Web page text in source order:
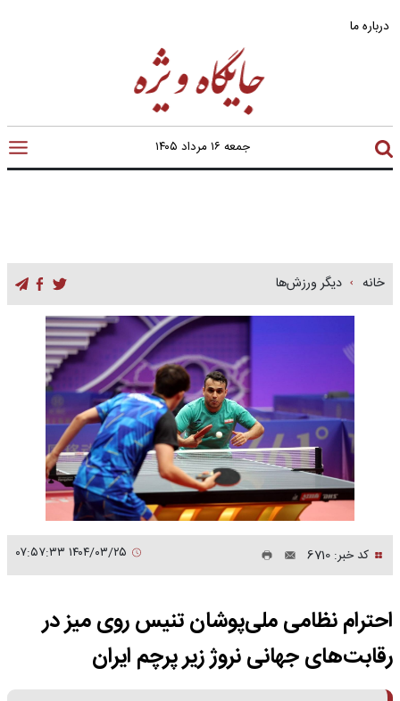
درباره ما
جمعه ۱۶ مرداد ۱۴۰۵
خانه دیگر ورزش‌ها
کد خبر: 6710
احترام نظامی ملی‌پوشان تنیس روی میز در
رقابت‌های جهانی نروژ زیر پرچم ایران